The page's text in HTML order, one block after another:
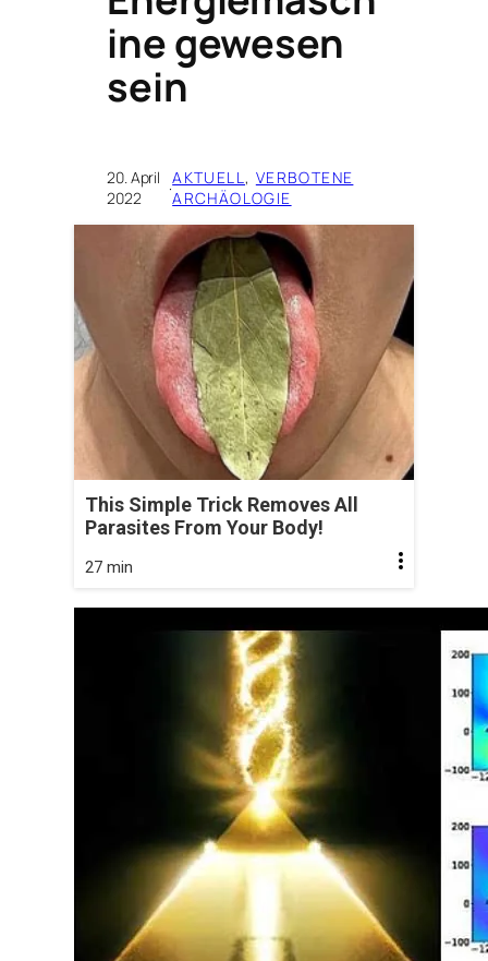
ine gewesen
sein
20. April
2022
·AKTUELL, VERBOTENE
ARCHÄOLOGIE
This Simple Trick Removes All
Parasites From Your Body!
27 min